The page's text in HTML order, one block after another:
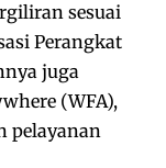
sesuai
Perangkat
juga
(WFA),
pelayanan